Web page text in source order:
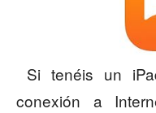
Si tenéis un
conexión a